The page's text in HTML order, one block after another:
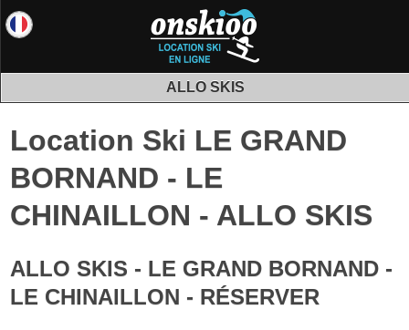
ALLO SKIS
Location Ski LE GRAND
BORNAND - LE
CHINAILLON - ALLO SKIS
ALLO SKIS - LE GRAND BORNAND -
LE CHINAILLON - RÉSERVER